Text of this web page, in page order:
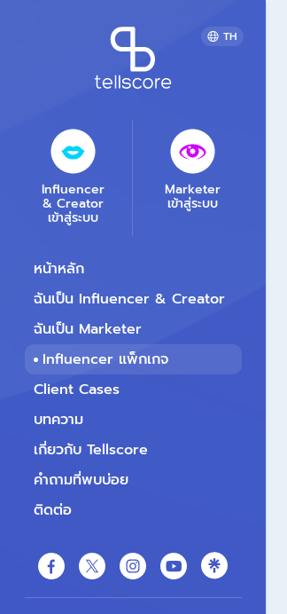
TH
Influencer
& Creator
เข้าสู่ระบบ
Marketer
เข้าสู่ระบบ
หน้าหลัก
ฉันเป็น Influencer & Creator
ฉันเป็น Marketer
Influencer แพ็กเกจ
Client Cases
บทความ
เกี่ยวกับ Tellscore
คำถามที่พบบ่อย
ติดต่อ